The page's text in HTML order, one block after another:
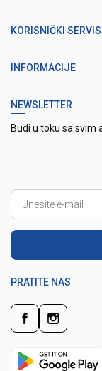
KORISNIČKI SERVIS
INFORMACIJE
NEWSLETTER
Budi u toku sa svim
PRATITE NAS